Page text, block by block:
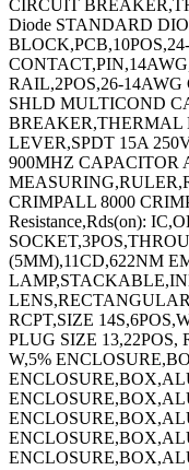
CIRCUIT
Diode STANDARD
RAIL,2POS,26-14AWG
SHLD MULTICOND
BREAKER,THERMAL
LEVER,SPDT 15A
900MHZ CAPACITOR
CRIMPALL 8000
Resistance,Rds(on):
(5MM),11CD,622NM
RCPT,SIZE
PLUG SIZE
W,5%